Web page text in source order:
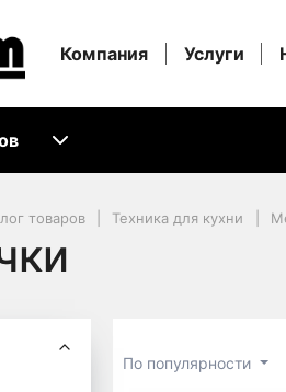
Компания Услуги
товаров Техника для кухни
По популярности